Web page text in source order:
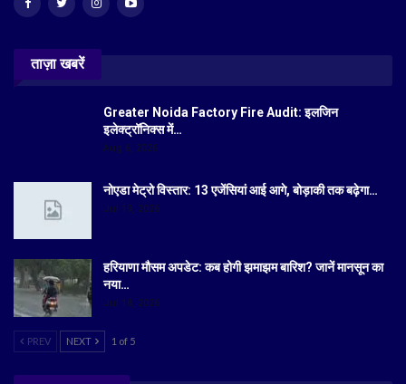
ताज़ा खबरें
Greater Noida Factory Fire Audit: इलजिन
इलेक्ट्रॉनिक्स में…
Aug 6, 2026
नोएडा मेट्रो विस्तार: 13 एजेंसियां आई आगे, बोड़ाकी तक बढ़ेगा…
Jul 19, 2026
हरियाणा मौसम अपडेट: कब होगी झमाझम बारिश? जानें मानसून का
नया…
Jul 18, 2026
PREV NEXT 1 of 5